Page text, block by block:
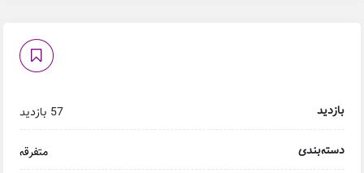
بازدید 57 بازدید
دسته‌بندی متفرقه